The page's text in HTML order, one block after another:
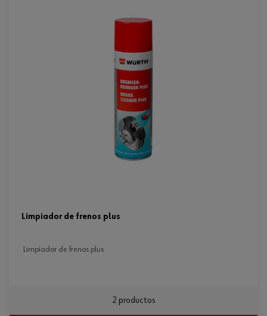
limpiador de frenos plus
limpiador de frenos plus
2 productos